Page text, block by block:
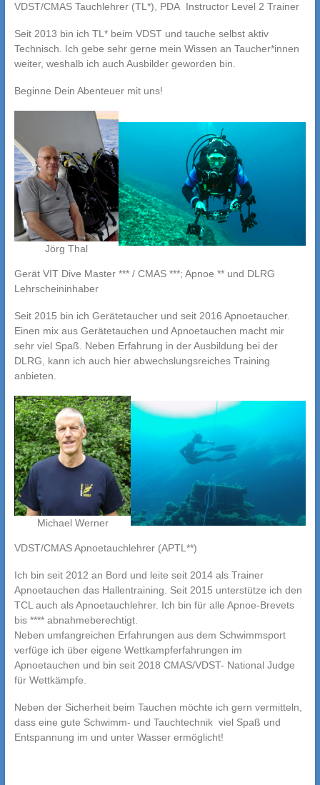
VDST/CMAS Tauchlehrer (TL*), PDA Instructor Level 2 Trainer
Seit 2013 bin ich TL* beim VDST und tauche selbst aktiv
Technisch. Ich gebe sehr gerne mein Wissen an Taucher*innen
weiter, weshalb ich auch Ausbilder geworden bin.
Beginne Dein Abenteuer mit uns!
Jörg Thal
Gerät VIT Dive Master *** / CMAS ***; Apnoe ** und DLRG
Lehrscheininhaber
Seit 2015 bin ich Gerätetaucher und seit 2016 Apnoetaucher.
Einen mix aus Gerätetauchen und Apnoetauchen macht mir
sehr viel Spaß. Neben Erfahrung in der Ausbildung bei der
DLRG, kann ich auch hier abwechslungsreiches Training
anbieten.
Michael Werner
VDST/CMAS Apnoetauchlehrer (APTL**)
Ich bin seit 2012 an Bord und leite seit 2014 als Trainer
Apnoetauchen das Hallentraining. Seit 2015 unterstütze ich den
TCL auch als Apnoetauchlehrer. Ich bin für alle Apnoe-Brevets
bis **** abnahmeberechtigt.
Neben umfangreichen Erfahrungen aus dem Schwimmsport
verfüge ich über eigene Wettkampferfahrungen im
Apnoetauchen und bin seit 2018 CMAS/VDST- National Judge
für Wettkämpfe.
Neben der Sicherheit beim Tauchen möchte ich gern vermitteln,
dass eine gute Schwimm- und Tauchtechnik viel Spaß und
Entspannung im und unter Wasser ermöglicht!